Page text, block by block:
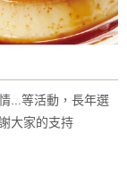
...等活動，長年選
大家的支持